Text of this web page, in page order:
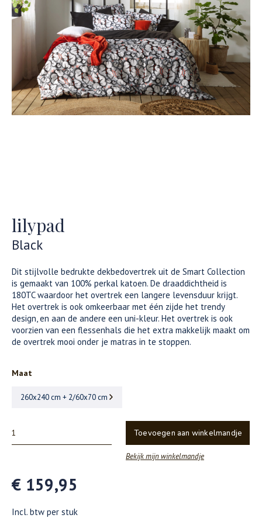
lilypad
Black
Dit stijlvolle bedrukte dekbedovertrek uit de Smart Collection
is gemaakt van 100% perkal katoen. De draaddichtheid is
180TC waardoor het overtrek een langere levensduur krijgt.
Het overtrek is ook omkeerbaar met één zijde het trendy
design, en aan de andere een uni-kleur. Het overtrek is ook
voorzien van een flessenhals die het extra makkelijk maakt om
de overtrek mooi onder je matras in te stoppen.
Maat
260x240 cm + 2/60x70 cm
Toevoegen aan winkelmandje
Bekijk mijn winkelmandje
€ 159,95
Incl. btw per stuk